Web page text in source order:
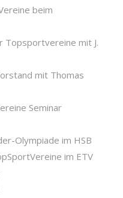
beim
Topsportvereine mit J.
mit Thomas
Seminar
Olympiade im HSB
im ETV